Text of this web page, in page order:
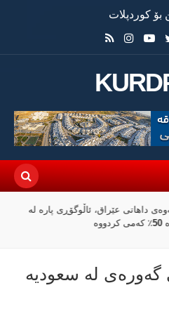
بۆ کوردپلات
داهاتی عێراق، ئاڵوگۆڕی پارە لە
گەورەی لە سعودیە